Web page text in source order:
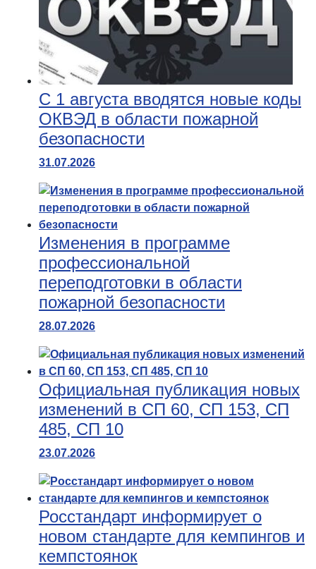
С 1 августа вводятся новые коды
ОКВЭД в области пожарной
безопасности
31.07.2026
Изменения в программе
профессиональной
переподготовки в области
пожарной безопасности
28.07.2026
Официальная публикация новых
изменений в СП 60, СП 153, СП
485, СП 10
23.07.2026
Росстандарт информирует о
новом стандарте для кемпингов и
кемпстоянок